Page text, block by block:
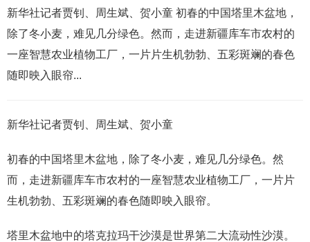
新华社记者贾钊、周生斌、贺小童 初春的中国塔里木盆地，
除了冬小麦，难见几分绿色。然而，走进新疆库车市农村的
一座智慧农业植物工厂，一片片生机勃勃、五彩斑斓的春色
随即映入眼帘...
新华社记者贾钊、周生斌、贺小童
初春的中国塔里木盆地，除了冬小麦，难见几分绿色。然
而，走进新疆库车市农村的一座智慧农业植物工厂，一片片
生机勃勃、五彩斑斓的春色随即映入眼帘。
塔里木盆地中的塔克拉玛干沙漠是世界第二大流动性沙漠。